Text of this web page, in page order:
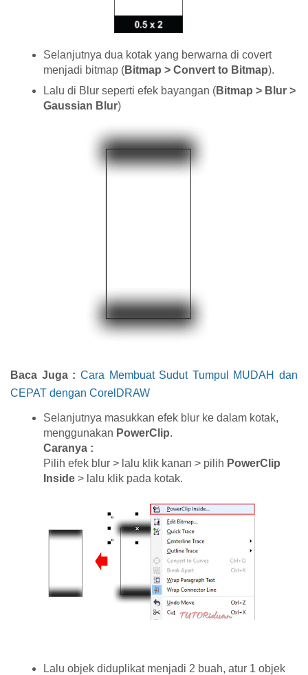
Selanjutnya dua kotak yang berwarna di covert
menjadi bitmap (Bitmap > Convert to Bitmap).
Lalu di Blur seperti efek bayangan (Bitmap > Blur >
Gaussian Blur)
Baca Juga : Cara Membuat Sudut Tumpul MUDAH dan
CEPAT dengan CorelDRAW
Selanjutnya masukkan efek blur ke dalam kotak,
menggunakan PowerClip.
Caranya :
Pilih efek blur > lalu klik kanan > pilih PowerClip
Inside > lalu klik pada kotak.
Lalu objek diduplikat menjadi 2 buah, atur 1 objek